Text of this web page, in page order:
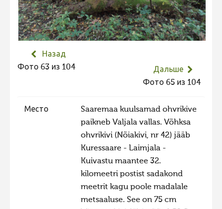
Не учитываются 2023
Видео 2023
Не учитываются 2022
Фотоконкурс 2020
Фотоконкурс 2018
Фотоконкурс 2017
Назад
Фото 63 из 104
Дальше
Фото 65 из 104
Место
Saaremaa kuulsamad ohvrikive
paikneb Valjala vallas. Võhksa
ohvrikivi (Nõiakivi, nr 42) jääb
Kuressaare - Laimjala -
Kuivastu maantee 32.
kilomeetri postist sadakond
meetrit kagu poole madalale
metsaaluse. See on 75 cm